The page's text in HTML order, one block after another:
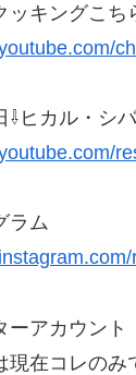
ッキングこ
⇩ヒカル・シ
ラム
ーアカウント
現在コレのみ